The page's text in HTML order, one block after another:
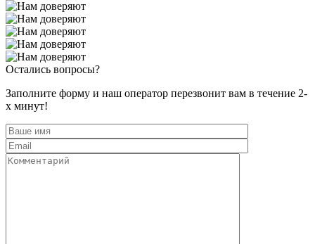
Остались вопросы?
Заполните форму и наш оператор перезвонит вам в течение 2-
х минут!